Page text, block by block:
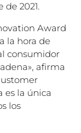
2021.
Award
la hora de
consumidor
afirma
es la única
los